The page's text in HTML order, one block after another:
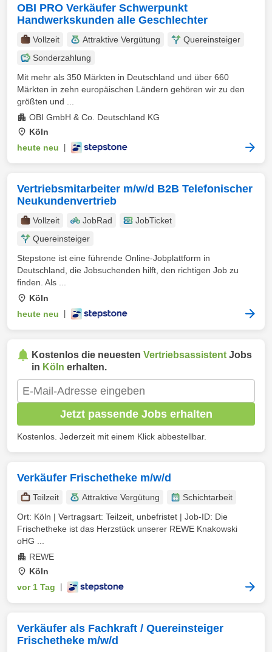
OBI PRO Verkäufer Schwerpunkt
Handwerkskunden alle Geschlechter
Vollzeit Attraktive Vergütung
Quereinsteiger
Sonderzahlung
Mit mehr als 350 Märkten in Deutschland und über 660
Märkten in zehn europäischen Ländern gehören wir zu den
größten und ...
OBI GmbH & Co. Deutschland KG
Köln
heute neu
Vertriebsmitarbeiter m/w/d B2B Telefonischer
Neukundenvertrieb
Vollzeit JobRad
JobTicket
Quereinsteiger
Stepstone ist eine führende Online-Jobplattform in
Deutschland, die Jobsuchenden hilft, den richtigen Job zu
finden. Als ...
Köln
heute neu
Kostenlos die neuesten Vertriebsassistent Jobs
in Köln erhalten.
Jetzt passende Jobs erhalten
Kostenlos. Jederzeit mit einem Klick abbestellbar.
Verkäufer Frischetheke m/w/d
Teilzeit Attraktive Vergütung
Schichtarbeit
Ort: Köln | Vertragsart: Teilzeit, unbefristet | Job-ID: Die
Frischetheke ist das Herzstück unserer REWE Knakowski
oHG ...
REWE
Köln
vor 1 Tag
Verkäufer als Fachkraft / Quereinsteiger
Frischetheke m/w/d